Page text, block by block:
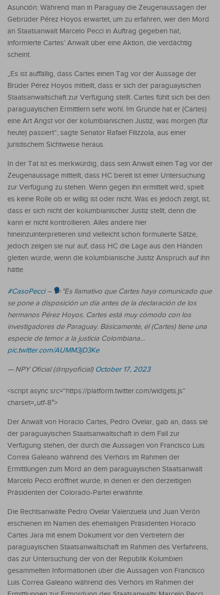
Asunción: Während man in Paraguay die Zeugenaussagen der
Gebrüder Pérez Hoyos erwartet, um zu erfahren, wer den Mord
an Staatsanwalt Marcelo Pecci in Auftrag gegeben hat,
informierte Cartes’ Anwalt über eine Aktion, die verdächtig
scheint.
„Es ist auffällig, dass Cartes einen Tag vor der Aussage der
Brüder Pérez Hoyos mitteilt, dass er sich der paraguayischen
Staatsanwaltschaft zur Verfügung stellt. Cartes fühlt sich bei den
paraguayischen Ermittlern sehr wohl. Im Grunde hat er (Cartes)
eine Art Angst vor der kolumbianischen Justiz, was morgen (für
heute) passiert“, sagte Senator Rafael Filizzola, aus einer
juristischem Sichtweise heraus.
In der Tat ist es merkwürdig, dass sein Anwalt einen Tag vor der
Zeugenaussage mitteilt, dass HC bereit ist einer Untersuchung
zur Verfügung zu stehen. Wenn gegen ihn ermittelt wird, spielt
es keine Rolle ob er willig ist oder nicht. Was es jedoch zeigt, ist,
dass er sich nicht der kolumbianischer Justiz stellt, denn die
kann er nicht kontrollieren. Alles andere hier
hineinzuinterpretieren sind vielleicht schon formulierte Sätze,
jedoch zeigen sie nur auf, dass HC die Lage aus den Händen
gleiten würde, wenn die kolumbianische Justiz Anspruch auf ihn
hätte.
#CasoPecci–
"Es llamativo que Cartes haya comunicado que
se pone a disposición un día antes de la declaración de los
hermanos Pérez Hoyos. Cartes está muy cómodo con los
investigadores de Paraguay. Básicamente, él (Cartes) tiene una
especie de temor a la justicia Colombiana…
pic.twitter.com/AUMM3jD3Ke
— NPY Oficial (@npyoficial) October 17, 2023
<script async src=“https://platform.twitter.com/widgets.js“
charset=„utf-8″>
Der Anwalt von Horacio Cartes, Pedro Ovelar, gab an, dass sie
der paraguayischen Staatsanwaltschaft in dem Fall zur
Verfügung stehen, der durch die Aussagen von Francisco Luis
Correa Galeano während des Verhörs im Rahmen der
Ermittlungen zum Mord an dem paraguayischen Staatsanwalt
Marcelo Pecci eröffnet wurde, in denen er den derzeitigen
Präsidenten der Colorado-Partei erwähnte.
Die Rechtsanwälte Pedro Ovelar Valenzuela und Juan Verón
erschienen im Namen des ehemaligen Präsidenten Horacio
Cartes Jara mit einem Dokument vor den Vertretern der
paraguayischen Staatsanwaltschaft im Rahmen des Verfahrens,
das zur Untersuchung der von der Republik Kolumbien
gesammelten Informationen über die Aussagen von Francisco
Luis Correa Galeano während des Verhörs im Rahmen der